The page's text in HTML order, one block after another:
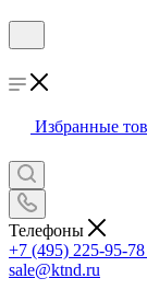
Избранные
Телефоны
+7 (495) 225-95-78
sale@ktnd.ru